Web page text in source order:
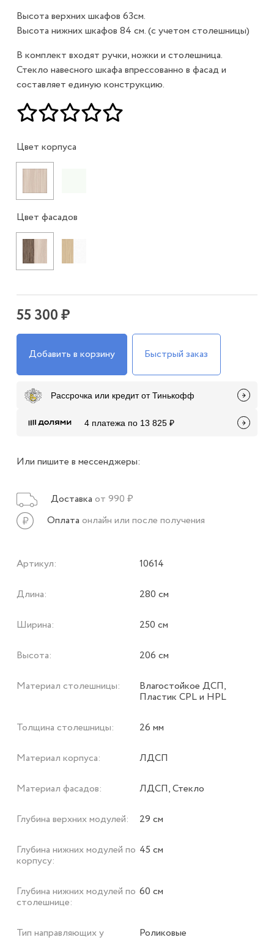
Высота верхних шкафов 63см.
Высота нижних шкафов 84 см. (с учетом столешницы)
В комплект входят ручки, ножки и столешница.
Стекло навесного шкафа впрессованно в фасад и
составляет единую конструкцию.
Цвет корпуса
Цвет фасадов
55 300 ₽
Добавить в корзину Быстрый заказ
Рассрочка или кредит от Тинькофф
4 платежа по 13 825 ₽
Или пишите в мессенджеры:
Доставка от 990 ₽
Оплата онлайн или после получения
Артикул: 10614
Длина: 280 см
Ширина: 250 см
Высота: 206 см
Материал столешницы: Влагостойкое ДСП,
Пластик CPL и HPL
Толщина столешницы: 26 мм
Материал корпуса: ЛДСП
Материал фасадов: ЛДСП, Стекло
Глубина верхних модулей: 29 см
Глубина нижних модулей по
корпусу:
45 см
Глубина нижних модулей по
столешнице:
60 см
Тип направляющих у Роликовые